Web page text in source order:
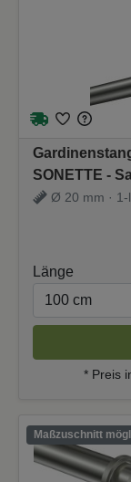
SONETTE -
Ø 20 mm · 1-
Länge
* Preis
Maßzuschnitt